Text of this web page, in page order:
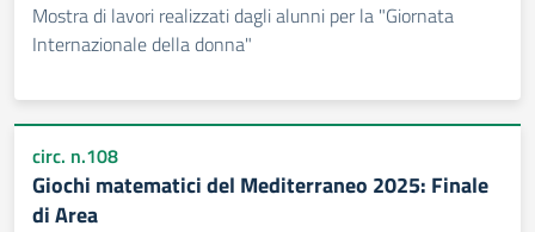
Mostra di lavori realizzati dagli alunni per la "Giornata
Internazionale della donna"
circ. n.108
Giochi matematici del Mediterraneo 2025: Finale
di Area